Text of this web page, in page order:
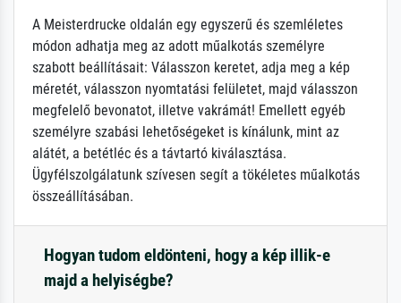
A Meisterdrucke oldalán egy egyszerű és szemléletes
módon adhatja meg az adott műalkotás személyre
szabott beállításait: Válasszon keretet, adja meg a kép
méretét, válasszon nyomtatási felületet, majd válasszon
megfelelő bevonatot, illetve vakrámát! Emellett egyéb
személyre szabási lehetőségeket is kínálunk, mint az
alátét, a betétléc és a távtartó kiválasztása.
Ügyfélszolgálatunk szívesen segít a tökéletes műalkotás
összeállításában.
Hogyan tudom eldönteni, hogy a kép illik-e
majd a helyiségbe?